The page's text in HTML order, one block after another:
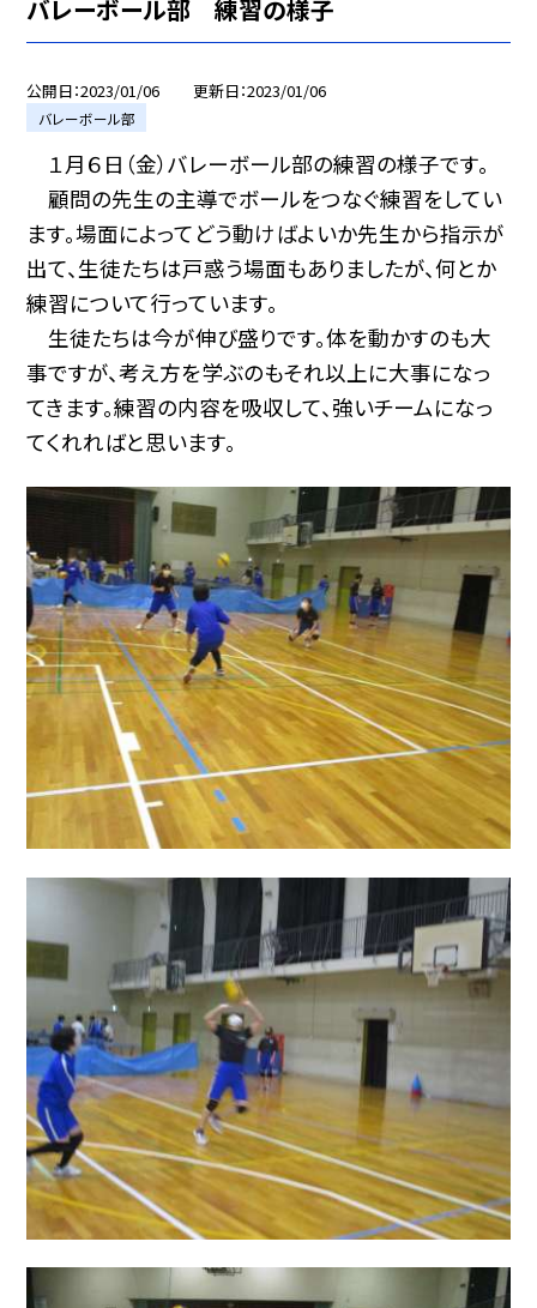
バレーボール部 練習の様子
公開日 2023/01/06 更新日 2023/01/06
バレーボール部
１月６日（金）バレーボール部の練習の様子です。
顧問の先生の主導でボールをつなぐ練習をしてい
ます。場面によってどう動けばよいか先生から指示が
出て、生徒たちは戸惑う場面もありましたが、何とか
練習について行っています。
生徒たちは今が伸び盛りです。体を動かすのも大
事ですが、考え方を学ぶのもそれ以上に大事になっ
てきます。練習の内容を吸収して、強いチームになっ
てくれればと思います。